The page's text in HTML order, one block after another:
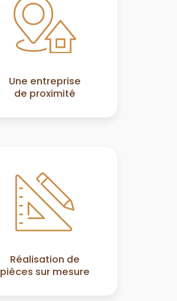
Une entreprise
de proximité
Réalisation de
pièces sur mesure